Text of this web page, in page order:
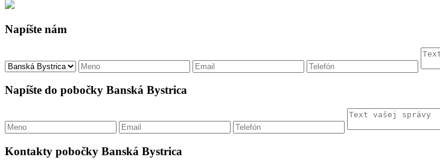
Napíšte nám
Napíšte do pobočky Banská Bystrica
Kontakty pobočky Banská Bystrica